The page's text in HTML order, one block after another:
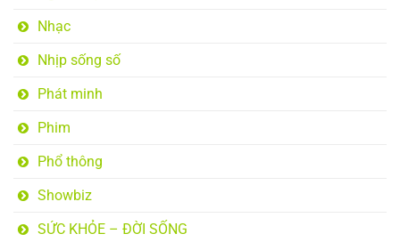
Nhạc
Nhịp sống số
Phát minh
Phim
Phổ thông
Showbiz
SỨC KHỎE – ĐỜI SỐNG